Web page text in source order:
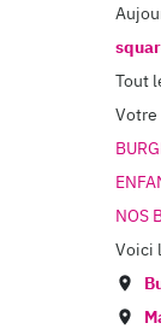
Tout
Votre
NOS
Voici